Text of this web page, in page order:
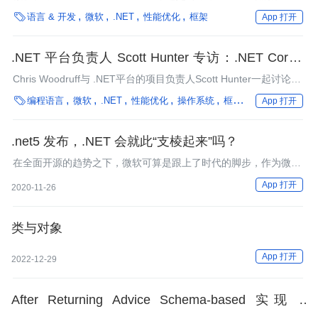
重大更新。
语言 & 开发 微软 .NET 性能优化 框架 App 打开
.NET 平台负责人 Scott Hunter 专访：.NET Core 3
给 .NET Core 带来了很多新东西
Chris Woodruff与 .NET平台的项目负责人Scott Hunter一起讨论了
开发人员对.NET Core 3的期望。
编程语言 微软 .NET 性能优化 操作系统 框架 微服务 企业动
App 打开
.net5 发布，.NET 会就此“支棱起来”吗？
在全面开源的趋势之下，微软可算是跟上了时代的脚步，作为微软
最早迈向开源的重要象征之一，.NET5的发布对微软，以及.NET的
使用者都意义非凡。未来，微软会将所有的.NET 组件整合到一个
安装所有内容
2020-11-26 App 打开
类与对象
2022-12-29 App 打开
After Returning Advice Schema-based 实现 -